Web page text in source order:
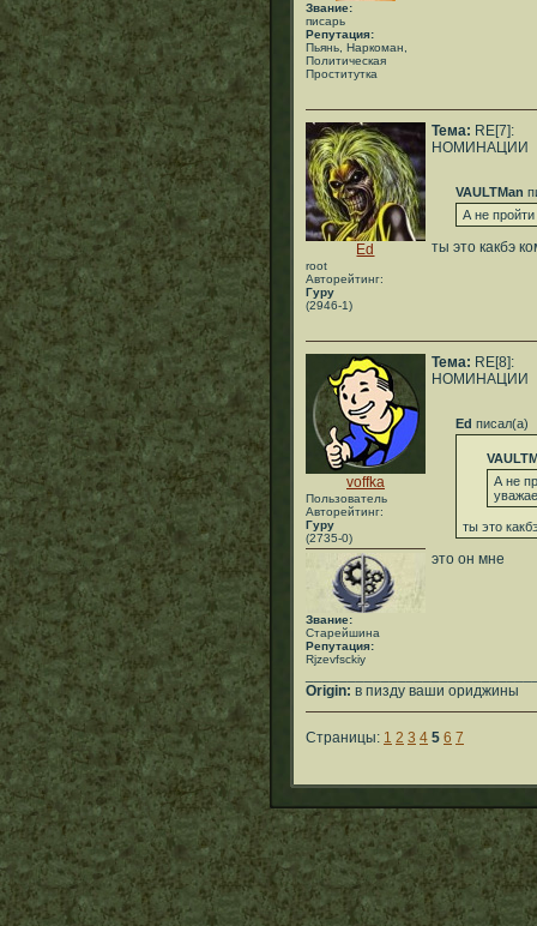
Звание:
писарь
Репутация:
Пьянь, Наркоман,
Политическая
Проститутка
Ed
root
Авторейтинг:
Гуру
(2946-1)
Тема: RE[7]:
НОМИНАЦИИ
VAULTMan
А не
ты это какбэ
voffka
Пользователь
Авторейтинг:
Гуру
(2735-0)
Звание:
Старейшина
Репутация:
Rjzevfsckiy
Тема: RE[8]:
НОМИНАЦИИ
Ed писал(а)
А не
ты это
это он мне
Origin: в пизду ваши ориджины
Страницы: 1 2 3 4 5 6 7